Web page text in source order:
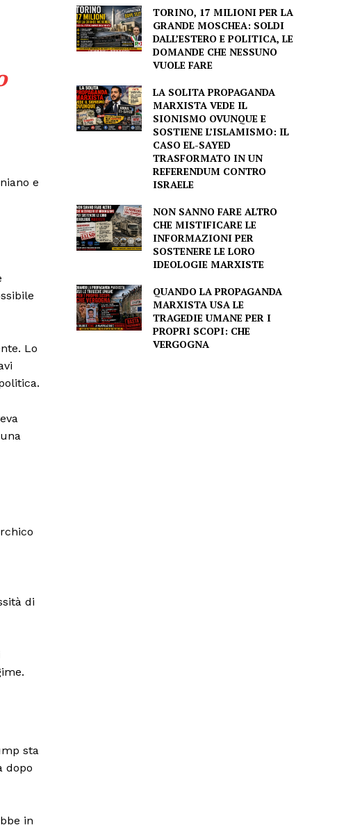
e
Lo
di
sta
dopo
in
TORINO, 17 MILIONI PER LA
GRANDE MOSCHEA: SOLDI
DALL’ESTERO E POLITICA, LE
DOMANDE CHE NESSUNO
VUOLE FARE
LA SOLITA PROPAGANDA
MARXISTA VEDE IL
SIONISMO OVUNQUE E
SOSTIENE L’ISLAMISMO: IL
CASO EL-SAYED
TRASFORMATO IN UN
REFERENDUM CONTRO
ISRAELE
NON SANNO FARE ALTRO
CHE MISTIFICARE LE
INFORMAZIONI PER
SOSTENERE LE LORO
IDEOLOGIE MARXISTE
QUANDO LA PROPAGANDA
MARXISTA USA LE
TRAGEDIE UMANE PER I
PROPRI SCOPI: CHE
VERGOGNA